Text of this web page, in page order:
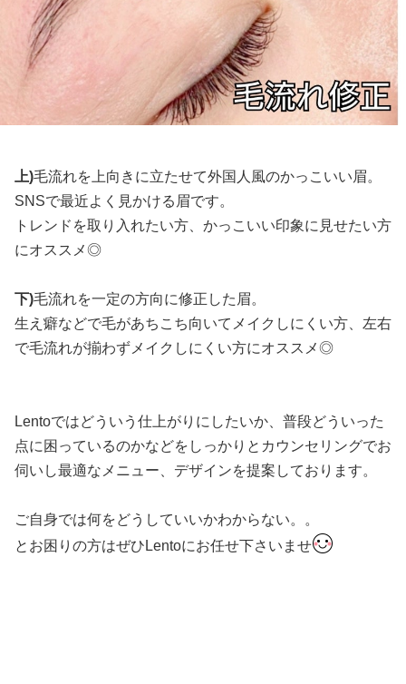
上)毛流れを上向きに立たせて外国人風のかっこいい眉。
SNSで最近よく見かける眉です。
トレンドを取り入れたい方、かっこいい印象に見せたい方
にオススメ◎
下)毛流れを一定の方向に修正した眉。
生え癖などで毛があちこち向いてメイクしにくい方、左右
で毛流れが揃わずメイクしにくい方にオススメ◎
Lentoではどういう仕上がりにしたいか、普段どういった
点に困っているのかなどをしっかりとカウンセリングでお
伺いし最適なメニュー、デザインを提案しております。
ご自身では何をどうしていいかわからない。。
とお困りの方はぜひLentoにお任せ下さいませ